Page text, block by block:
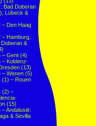
Bad Doberan
Lübeck &
– Den Haag
– Hamburg,
&
– Gent (4)
– Koblenz-
(13)
– Wenen (5)
(1) – Rouen
(2) –
(15)
– Andalusië:
& Sevilla